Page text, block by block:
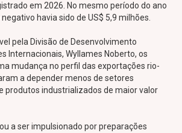
em 2026. No mesmo período do ano
havia sido de US$ 5,9 milhões.
pela Divisão de Desenvolvimento
Internacionais, Wyllames Noberto, os
mudança no perfil das exportações rio-
a depender menos de setores
produtos industrializados de maior valor
a ser impulsionado por preparações